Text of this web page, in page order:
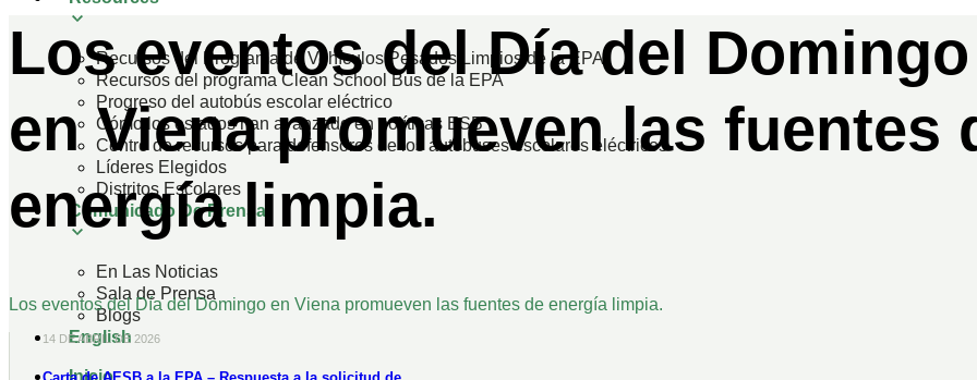
Recursos del Programa de Vehículos Pesados Limpios de la EPA
Recursos del programa Clean School Bus de la EPA
Progreso del autobús escolar eléctrico
Cómo los estados han avanzado en políticas ESB
Centro de recursos para defensores de los autobuses escolares eléctricos
Líderes Elegidos
Distritos Escolares
Comunicado De Prensa
En Las Noticias
Sala de Prensa
Blogs
English
Inicio
Los eventos del Día del Domingo
en Viena promueven las fuentes
energía limpia.
Los eventos del Día del Domingo en Viena promueven las fuentes de energía limpia.
14 DE ABRIL DE 2026